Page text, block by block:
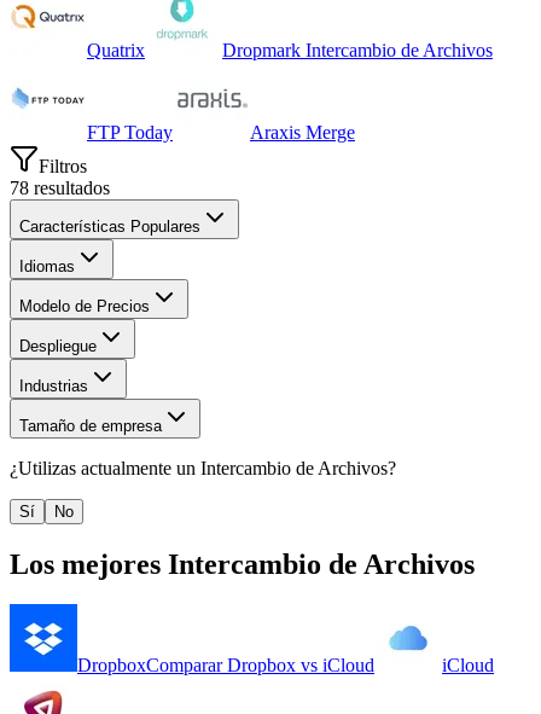
Quatrix Dropmark Intercambio de Archivos
FTP Today
Araxis Merge
Filtros
78 resultados
Características Populares
Idiomas
Modelo de Precios
Despliegue
Industrias
Tamaño de empresa
¿Utilizas actualmente un Intercambio de Archivos?
Sí No
Los mejores Intercambio de Archivos
DropboxComparar Dropbox vs iCloud iCloud